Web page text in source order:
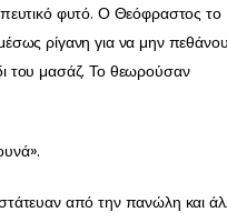
φυτό. Ο Θεόφραστος το
ρίγανη για να μην
του μασάζ. Το θεωρούσαν
από την πανώλη και